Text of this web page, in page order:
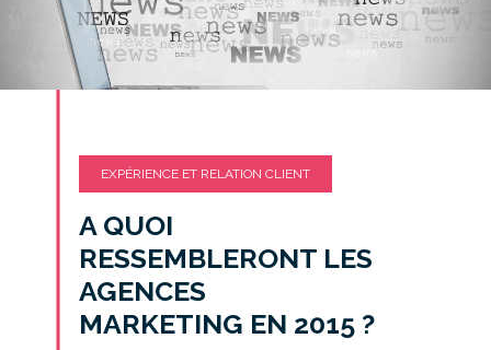
EXPÉRIENCE ET RELATION CLIENT
A QUOI
RESSEMBLERONT LES
AGENCES
MARKETING EN 2015 ?